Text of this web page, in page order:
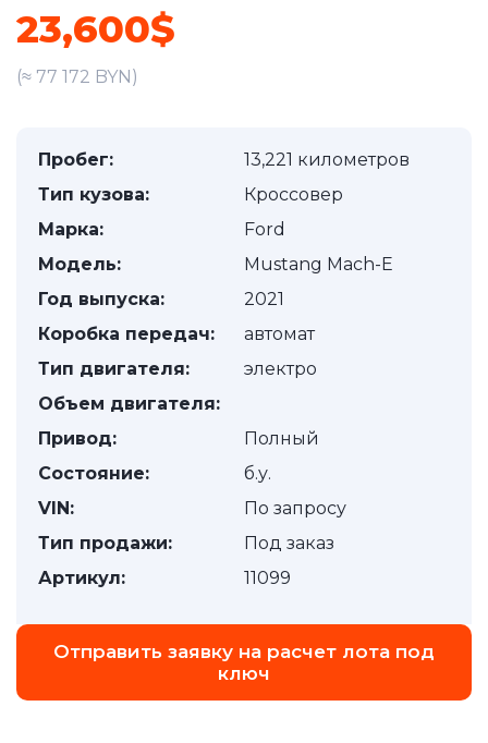
23,600$
(≈ 77 172 BYN)
Пробег:
13,221 километров
Тип кузова:
Кроссовер
Марка:
Ford
Модель:
Mustang Mach-E
Год выпуска:
2021
Коробка передач:
автомат
Тип двигателя:
электро
Объем двигателя:
Привод:
Полный
Состояние:
б.у.
VIN:
По запросу
Тип продажи:
Под заказ
Артикул:
11099
Отправить заявку на расчет лота под
ключ